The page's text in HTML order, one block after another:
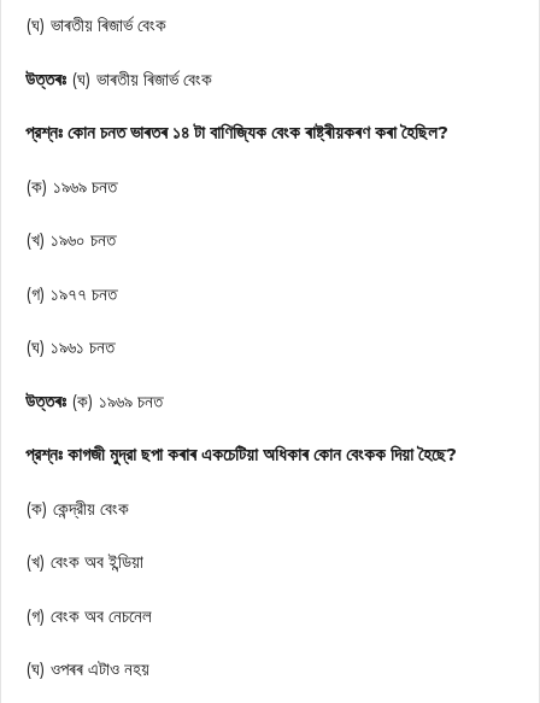
(ঘ) ভাৰতীয় ৰিজার্ভ বেংক
উত্তৰঃ (ঘ) ভাৰতীয় ৰিজার্ভ বেংক
প্রশ্নঃ কোন চনত ভাৰতৰ ১৪ টা বাণিজ্যিক বেংক ৰাষ্ট্ৰীয়কৰণ কৰা হৈছিল?
(ক) ১৯৬৯ চনত
(খ) ১৯৬০ চনত
(গ) ১৯৭৭ চনত
(ঘ) ১৯৬১ চনত
উত্তৰঃ (ক) ১৯৬৯ চনত
প্রশ্নঃ কাগজী মুদ্রা ছপা কৰাৰ একচেটিয়া অধিকাৰ কোন বেংকক দিয়া হৈছে?
(ক) কেন্দ্রীয় বেংক
(খ) বেংক অব ইন্ডিয়া
(গ) বেংক অব নেচনেল
(ঘ) ওপৰৰ এটাও নহয়